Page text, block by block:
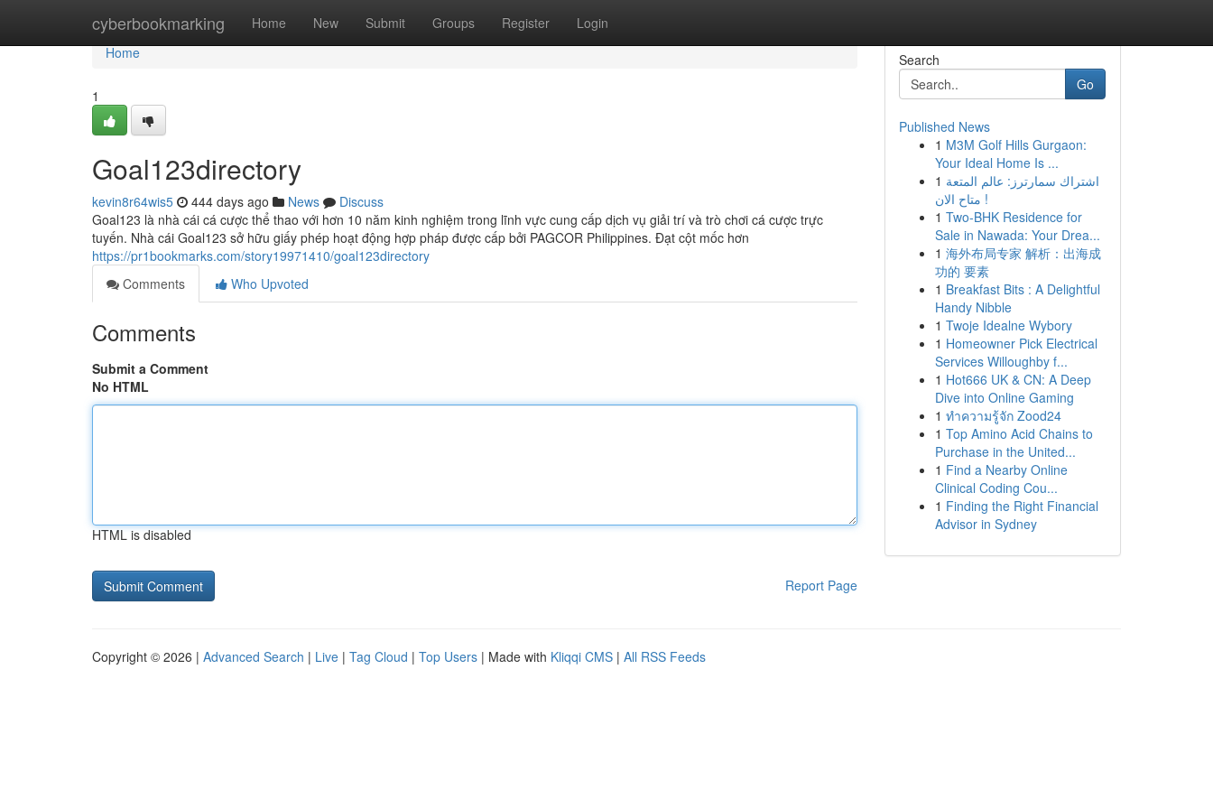
cyberbookmarking Home New Submit Groups Register Login
Home
Home
1
Goal123directory
kevin8r64wis5 444 days ago News
Discuss
Goal123 là nhà cái cá cược thể thao với hơn 10 năm kinh nghiệm trong lĩnh vực cung cấp dịch vụ giải trí và trò chơi cá cược trực
tuyến. Nhà cái Goal123 sở hữu giấy phép hoạt động hợp pháp được cấp bởi PAGCOR Philippines. Đạt cột mốc hơn
https://pr1bookmarks.com/story19971410/goal123directory
Comments
Who Upvoted
Comments
Submit a Comment
No HTML
HTML is disabled
Report Page
Search
Go
Published News
1 M3M Golf Hills Gurgaon:
Your Ideal Home Is ...
1 اشتراك سمارترز: عالم المتعة
متاح الان !
1 Two-BHK Residence for
Sale in Nawada: Your Drea...
1 海外布局专家 解析：出海成
功的 要素
1 Breakfast Bits : A Delightful
Handy Nibble
1 Twoje Idealne Wybory
1 Homeowner Pick Electrical
Services Willoughby f...
1 Hot666 UK & CN: A Deep
Dive into Online Gaming
1 ทำความรู้จัก Zood24
1 Top Amino Acid Chains to
Purchase in the United...
1 Find a Nearby Online
Clinical Coding Cou...
1 Finding the Right Financial
Advisor in Sydney
Copyright © 2026 | Advanced Search | Live | Tag Cloud | Top Users | Made with Kliqqi CMS | All RSS Feeds